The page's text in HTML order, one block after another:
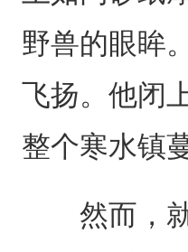
野兽的眼眸
飞扬。他闭
整个寒水镇
然而，就